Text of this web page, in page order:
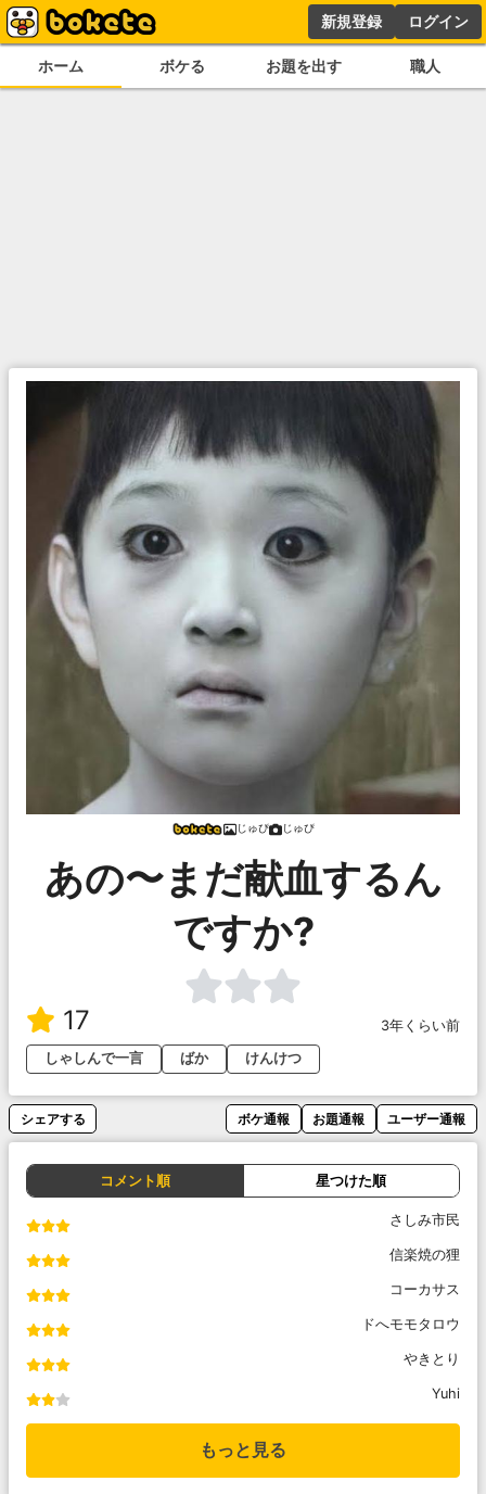
新規登録 ログイン
ホーム ボケる お題を出す 職人
じゅぴ じゅぴ
あの〜まだ献血するん
ですか?
17
3年くらい前
しゃしんで一言
ばか けんけつ
シェアする ボケ通報 お題通報 ユーザー通報
コメント順 星つけた順
さしみ市民
信楽焼の狸
コーカサス
ドへモモタロウ
やきとり
Yuhi
もっと見る